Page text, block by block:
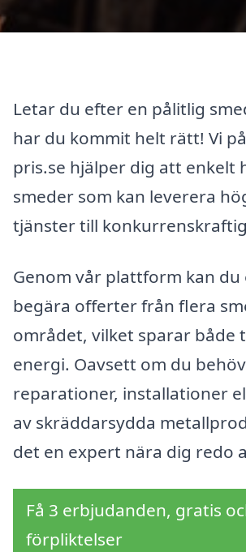
Letar du efter en pålitlig
har du kommit helt rätt! Vi
pris.se hjälper dig att enkelt
smeder som kan leverera
tjänster till
Genom vår plattform kan du
begära offerter från flera
området, vilket sparar både
energi. Oavsett om du
reparationer, installationer
av skräddarsydda
det en expert nära dig redo
Få 3 erbjudanden, gratis
förpliktelser